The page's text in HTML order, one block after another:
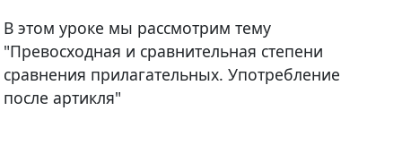
В этом уроке мы рассмотрим тему
"Превосходная и сравнительная степени
сравнения прилагательных. Употребление
после артикля"